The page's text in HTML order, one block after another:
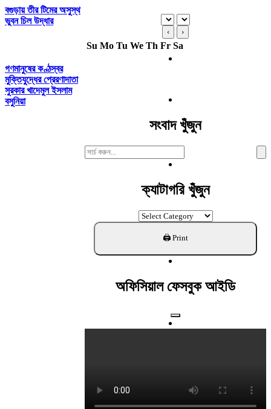
বগুড়ায় তীর টিমের অসুস্থ
ভুবন চিল উদ্ধার
গণমানুষের কণ্ঠস্বর
মুক্তিযুদ্ধের প্রেরণাদাতা
সুরকার খাদেমুল ইসলাম
বসুনিয়া
‹ ›
Su Mo Tu We Th Fr Sa
সংবাদ খুঁজুন
Search
For:
ক্যাটাগরি খুঁজুন
ক্যাটাগরি
খুঁজুন
অফিসিয়াল ফেসবুক আইডি